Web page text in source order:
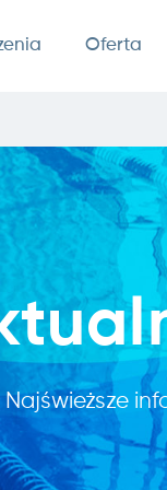
Oferta
Najświeższe